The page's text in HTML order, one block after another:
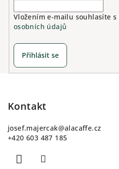
p
Vložením e-mailu souhlasíte s
osobních údajů
Přihlásit se
Kontakt
josef.majercak@alacaffe.cz
+420 603 487 185